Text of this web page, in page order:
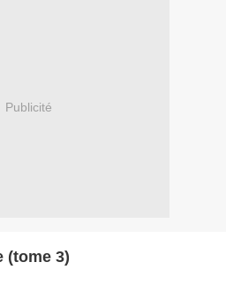
Publicité
(tome 3)